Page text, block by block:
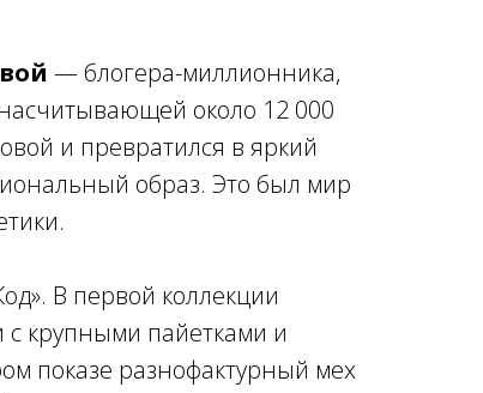
— блогера-миллионника,
около 12 000
и превратился в яркий
образ. Это был мир
В первой коллекции
с крупными пайетками и
показе разнофактурный мех